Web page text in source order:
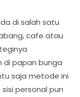
di salah satu
cafe atau
di papan bunga
saja metode ini
personal pun